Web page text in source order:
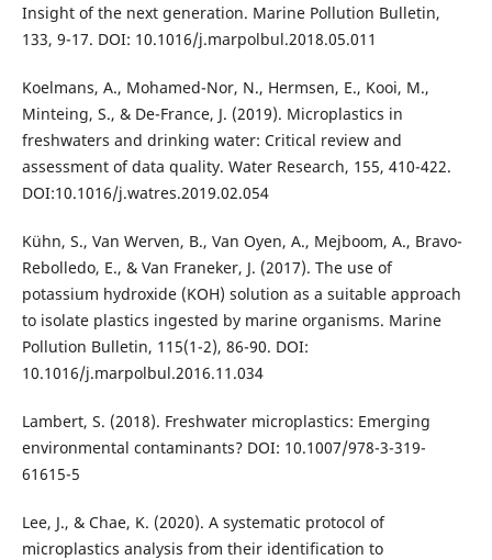
Insight of the next generation. Marine Pollution Bulletin,
133, 9-17. DOI: 10.1016/j.marpolbul.2018.05.011
Koelmans, A., Mohamed-Nor, N., Hermsen, E., Kooi, M.,
Minteing, S., & De-France, J. (2019). Microplastics in
freshwaters and drinking water: Critical review and
assessment of data quality. Water Research, 155, 410-422.
DOI:10.1016/j.watres.2019.02.054
Kühn, S., Van Werven, B., Van Oyen, A., Mejboom, A., Bravo-
Rebolledo, E., & Van Franeker, J. (2017). The use of
potassium hydroxide (KOH) solution as a suitable approach
to isolate plastics ingested by marine organisms. Marine
Pollution Bulletin, 115(1-2), 86-90. DOI:
10.1016/j.marpolbul.2016.11.034
Lambert, S. (2018). Freshwater microplastics: Emerging
environmental contaminants? DOI: 10.1007/978-3-319-
61615-5
Lee, J., & Chae, K. (2020). A systematic protocol of
microplastics analysis from their identification to